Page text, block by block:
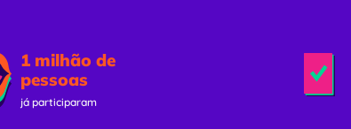
1 milhão de
pessoas
já participaram